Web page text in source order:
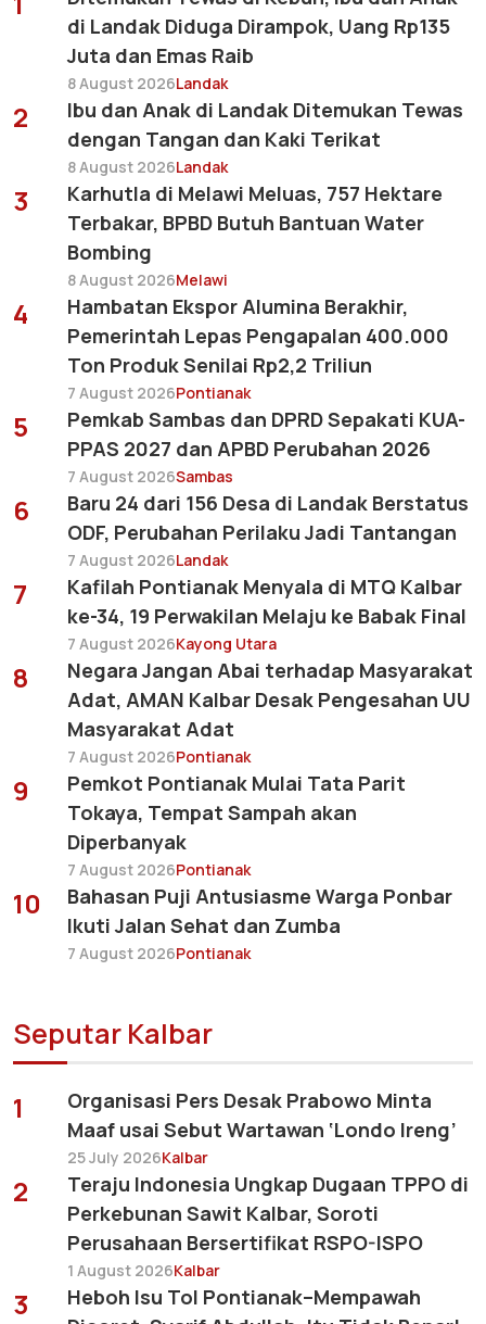
di Landak Diduga Dirampok, Uang Rp135
Juta dan Emas Raib
8 August 2026Landak
2
Ibu dan Anak di Landak Ditemukan Tewas
dengan Tangan dan Kaki Terikat
8 August 2026Landak
3
Karhutla di Melawi Meluas, 757 Hektare
Terbakar, BPBD Butuh Bantuan Water
Bombing
8 August 2026Melawi
4
Hambatan Ekspor Alumina Berakhir,
Pemerintah Lepas Pengapalan 400.000
Ton Produk Senilai Rp2,2 Triliun
7 August 2026Pontianak
5
Pemkab Sambas dan DPRD Sepakati KUA-
PPAS 2027 dan APBD Perubahan 2026
7 August 2026Sambas
6
Baru 24 dari 156 Desa di Landak Berstatus
ODF, Perubahan Perilaku Jadi Tantangan
7 August 2026Landak
7
Kafilah Pontianak Menyala di MTQ Kalbar
ke-34, 19 Perwakilan Melaju ke Babak Final
7 August 2026Kayong Utara
8
Negara Jangan Abai terhadap Masyarakat
Adat, AMAN Kalbar Desak Pengesahan UU
Masyarakat Adat
7 August 2026Pontianak
9
Pemkot Pontianak Mulai Tata Parit
Tokaya, Tempat Sampah akan
Diperbanyak
7 August 2026Pontianak
10
Bahasan Puji Antusiasme Warga Ponbar
Ikuti Jalan Sehat dan Zumba
7 August 2026Pontianak
Seputar Kalbar
1
Organisasi Pers Desak Prabowo Minta
Maaf usai Sebut Wartawan ‘Londo Ireng’
25 July 2026Kalbar
2
Teraju Indonesia Ungkap Dugaan TPPO di
Perkebunan Sawit Kalbar, Soroti
Perusahaan Bersertifikat RSPO-ISPO
1 August 2026Kalbar
3
Heboh Isu Tol Pontianak–Mempawah